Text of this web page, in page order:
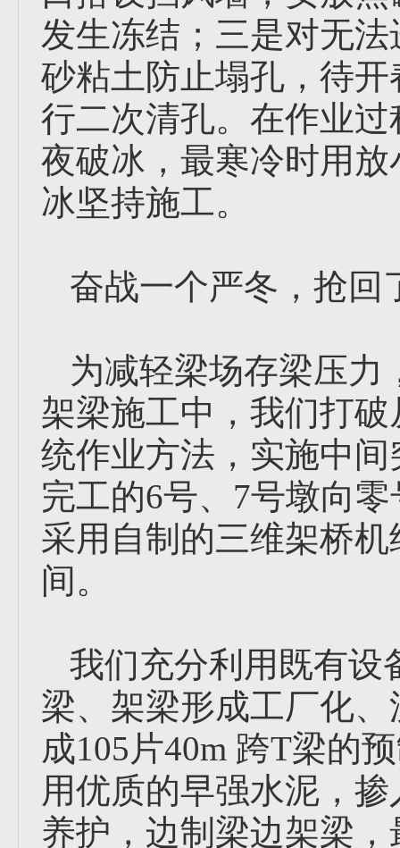
发生冻结；三是对无
砂粘土防止塌孔，待
行二次清孔。在作业
夜破冰，最寒冷时用
冰坚持施工。
奋战一个严冬，抢回
为减轻梁场存梁压力
架梁施工中，我们打
统作业方法，实施中
完工的6号、7号墩向
采用自制的三维架桥
间。
我们充分利用既有设
梁、架梁形成工厂化
成105片40m 跨T梁的
用优质的早强水泥，
养护，边制梁边架梁